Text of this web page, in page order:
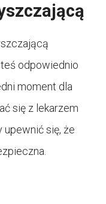
odpowiednio
moment dla
się z lekarzem
upewnić się, że